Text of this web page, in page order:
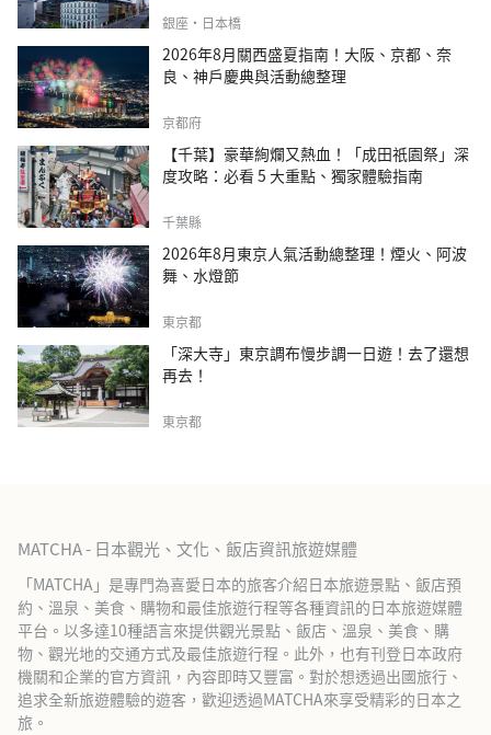
銀座・日本橋
2026年8月關西盛夏指南！大阪、京都、奈
良、神戶慶典與活動總整理
京都府
【千葉】豪華絢爛又熱血！「成田祇園祭」深
度攻略：必看 5 大重點、獨家體驗指南
千葉縣
2026年8月東京人氣活動總整理！煙火、阿波
舞、水燈節
東京都
「深大寺」東京調布慢步調一日遊！去了還想
再去！
東京都
MATCHA - 日本觀光、文化、飯店資訊旅遊媒體
「MATCHA」是專門為喜愛日本的旅客介紹日本旅遊景點、飯店預
約、溫泉、美食、購物和最佳旅遊行程等各種資訊的日本旅遊媒體
平台。以多達10種語言來提供觀光景點、飯店、溫泉、美食、購
物、觀光地的交通方式及最佳旅遊行程。此外，也有刊登日本政府
機關和企業的官方資訊，內容即時又豐富。對於想透過出國旅行、
追求全新旅遊體驗的遊客，歡迎透過MATCHA來享受精彩的日本之
旅。